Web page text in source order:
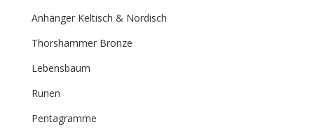
Anhänger Keltisch & Nordisch
Thorshammer Bronze
Lebensbaum
Runen
Pentagramme